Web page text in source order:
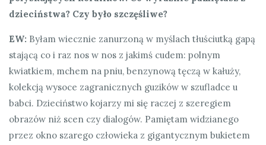
dzieciństwa? Czy było szczęśliwe?
EW: Byłam wiecznie zanurzoną w myślach tłuściutką gapą
stającą co i raz nos w nos z jakimś cudem: polnym
kwiatkiem, mchem na pniu, benzynową tęczą w kałuży,
kolekcją wysoce zagranicznych guzików w szufladce u
babci. Dzieciństwo kojarzy mi się raczej z szeregiem
obrazów niż scen czy dialogów. Pamiętam widzianego
przez okno szarego człowieka z gigantycznym bukietem